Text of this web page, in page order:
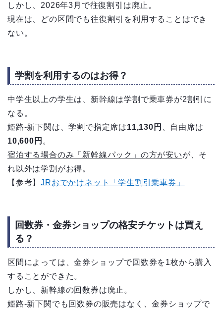
しかし、2026年3月で往復割引は廃止。
現在は、どの区間でも往復割引を利用することはでき
ない。
学割を利用するのはお得？
中学生以上の学生は、新幹線は学割で乗車券が2割引に
なる。
姫路-新下関は、学割で指定席は11,130円
、自由席は
10,600円 。
宿泊する場合のみ「新幹線パック」の方が安いが、そ
れ以外は学割がお得。
【参考】JRおでかけネット「学生割引乗車券」
回数券・金券ショップの格安チケットは買え
る？
区間によっては、金券ショップで回数券を1枚から購入
することができた。
しかし、新幹線の回数券は廃止。
姫路-新下関でも回数券の販売はなく、金券ショップで